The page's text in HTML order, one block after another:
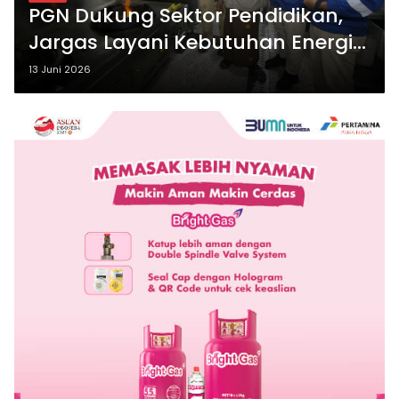
PGN Dukung Sektor Pendidikan,
Jargas Layani Kebutuhan Energi
Pesantren Dalwa
13 Juni 2026